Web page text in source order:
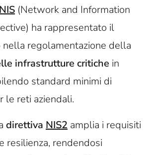
(Network and Information
ha rappresentato il
nella regolamentazione della
infrastrutture critiche in
standard minimi di
le reti aziendali.
direttiva NIS2 amplia i requisiti
resilienza, rendendosi